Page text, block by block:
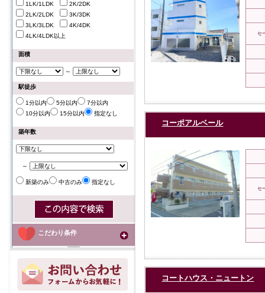
1LK/1LDK
2K/2DK
2LK/2LDK
3K/3DK
3LK/3LDK
4K/4DK
4LK/4LDK以上
面積
～
駅徒歩
1分以内 5分以内
7分以内
10分以内
15分以内 指定なし
築年数
～
新築のみ 中古のみ 指定なし
こだわり条件
セ
コーポアルベール
セ
コートハウス・ニュートン